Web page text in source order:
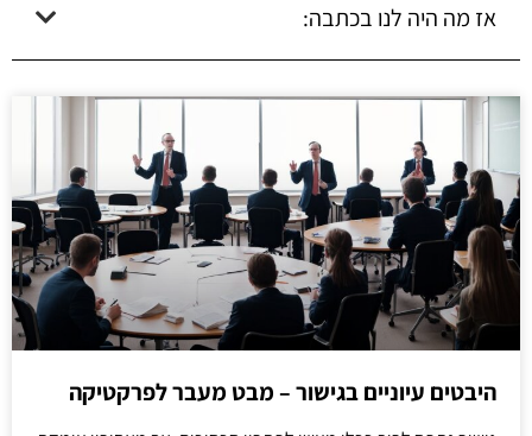
אז מה היה לנו בכתבה:
היבטים עיוניים בגישור – מבט מעבר לפרקטיקה